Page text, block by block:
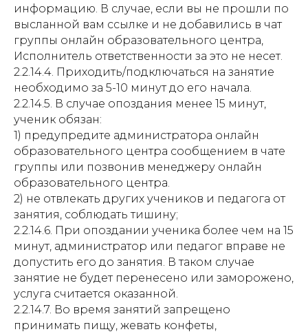
информацию. В случае, если вы не прошли по
высланной вам ссылке и не добавились в чат
группы онлайн образовательного центра,
Исполнитель ответственности за это не несет.
2.2.14.4. Приходить/подключаться на занятие
необходимо за 5-10 минут до его начала.
2.2.14.5. В случае опоздания менее 15 минут,
ученик обязан:
1) предупредите администратора онлайн
образовательного центра сообщением в чате
группы или позвонив менеджеру онлайн
образовательного центра.
2) не отвлекать других учеников и педагога от
занятия, соблюдать тишину;
2.2.14.6. При опоздании ученика более чем на 15
минут, администратор или педагог вправе не
допустить его до занятия. В таком случае
занятие не будет перенесено или заморожено,
услуга считается оказанной.
2.2.14.7. Во время занятий запрещено
принимать пищу, жевать конфеты,